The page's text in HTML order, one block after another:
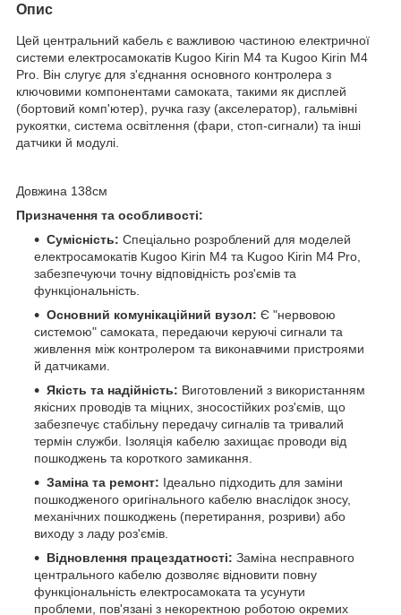
Опис
Цей центральний кабель є важливою частиною електричної
системи електросамокатів Kugoo Kirin M4 та Kugoo Kirin M4
Pro. Він слугує для з'єднання основного контролера з
ключовими компонентами самоката, такими як дисплей
(бортовий комп'ютер), ручка газу (акселератор), гальмівні
рукоятки, система освітлення (фари, стоп-сигнали) та інші
датчики й модулі.
Довжина 138см
Призначення та особливості:
Сумісність: Спеціально розроблений для моделей
електросамокатів Kugoo Kirin M4 та Kugoo Kirin M4 Pro,
забезпечуючи точну відповідність роз'ємів та
функціональність.
Основний комунікаційний вузол: Є "нервовою
системою" самоката, передаючи керуючі сигнали та
живлення між контролером та виконавчими пристроями
й датчиками.
Якість та надійність: Виготовлений з використанням
якісних проводів та міцних, зносостійких роз'ємів, що
забезпечує стабільну передачу сигналів та тривалий
термін служби. Ізоляція кабелю захищає проводи від
пошкоджень та короткого замикання.
Заміна та ремонт: Ідеально підходить для заміни
пошкодженого оригінального кабелю внаслідок зносу,
механічних пошкоджень (перетирання, розриви) або
виходу з ладу роз'ємів.
Відновлення працездатності: Заміна несправного
центрального кабелю дозволяє відновити повну
функціональність електросамоката та усунути
проблеми, пов'язані з некоректною роботою окремих